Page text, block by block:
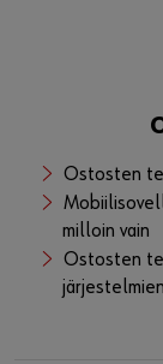
Voit tilata
toimitusaika
Voit myös
poiketa